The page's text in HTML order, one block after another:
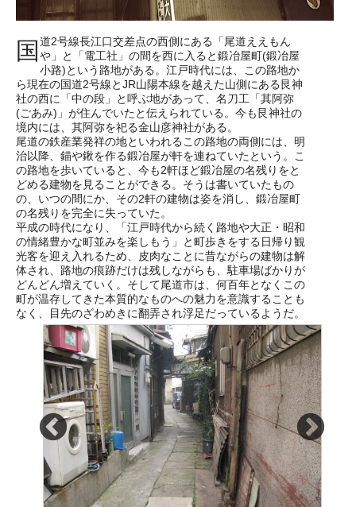
国 道2号線長江口交差点の西側にある「尾道ええもん
や」と「電工社」の間を西に入ると鍛冶屋町(鍛冶屋
小路)という路地がある。江戸時代には、この路地か
ら現在の国道2号線とJR山陽本線を越えた山側にある艮神
社の西に「中の段」と呼ぶ地があって、名刀工「其阿弥
(ごあみ)」が住んでいたと伝えられている。今も艮神社の
境内には、其阿弥を祀る金山彦神社がある。
尾道の鉄産業発祥の地といわれるこの路地の両側には、明
治以降、錨や鍬を作る鍛冶屋が軒を連ねていたという。こ
の路地を歩いていると、今も2軒ほど鍛冶屋の名残りをと
どめる建物を見ることができる。そうは書いていたもの
の、いつの間にか、その2軒の建物は姿を消し、鍛冶屋町
の名残りを完全に失っていた。
平成の時代になり、「江戸時代から続く路地や大正・昭和
の情緒豊かな町並みを楽しもう」と町歩きをする日帰り観
光客を迎え入れるため、皮肉なことに昔ながらの建物は解
体され、路地の痕跡だけは残しながらも、駐車場ばかりが
どんどん増えていく。そして尾道市は、何百年となくこの
町が温存してきた本質的なものへの魅力を意識することも
なく、目先のざわめきに翻弄され浮足だっているようだ。